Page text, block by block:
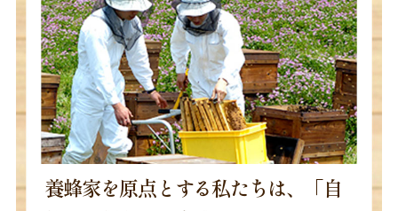
養蜂家を原点とする私たちは、「自